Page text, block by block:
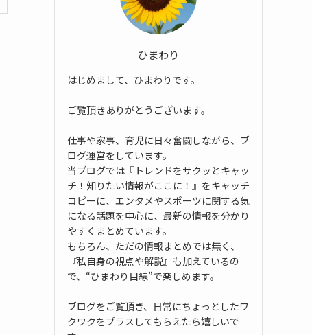
ひまわり
はじめまして、ひまわりです。
ご覧頂きありがとうございます。
仕事や家事、育児に日々奮闘しながら、ブ
ログ運営をしています。
当ブログでは『トレンドをサクッとキャッ
チ！知りたい情報がここに！』をキャッチ
コピーに、エンタメやスポーツに関する気
になる話題を中心に、最新の情報を分かり
やすくまとめています。
もちろん、ただの情報まとめでは無く、
『私自身の視点や解説』も加えているの
で、“ひまわり目線”で楽しめます。
ブログをご覧頂き、日常にちょっとしたワ
クワクをプラスしてもらえたら嬉しいで